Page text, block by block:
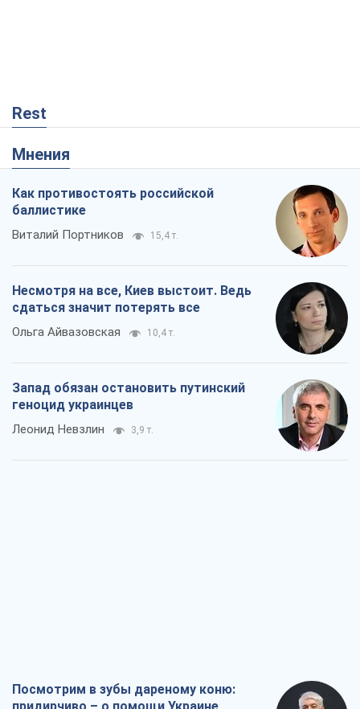
Rest
Мнения
Как противостоять российской
баллистике
Виталий Портников 15,4 т.
Несмотря на все, Киев выстоит. Ведь
сдаться значит потерять все
Ольга Айвазовская 10,4 т.
Запад обязан остановить путинский
геноцид украинцев
Леонид Невзлин 3,9 т.
Посмотрим в зубы дареному коню: